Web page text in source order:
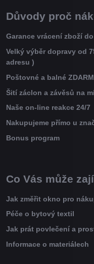
Důvody proč
Garance vrácení zboží
Velký výběr dopravy od
adresu )
Poštovné a balné
Šití záclon a závěsů na
Naše on-line reakce 24/7
Nakupujeme přímo u
Bonus program
Co Vás může
Jak změřit okno pro
Péče o bytový textil
Jak prát povlečení a
Informace o materiálech